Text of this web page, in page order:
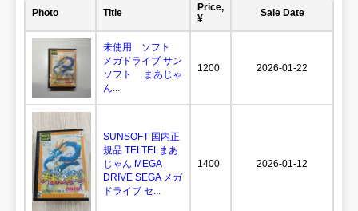
Photo Title
Price,
¥
Sale Date
未使用 ソフト
メガドライブ サン
ソフト まあじゃ
ん...
1200 2026-01-22
SUNSOFT 国内正
規品 TELTELまあ
じゃん MEGA
DRIVE SEGA メガ
ドライブ セ...
1400 2026-01-12